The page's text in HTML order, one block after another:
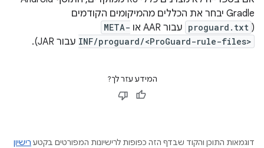
Gradle יבחר את הכללים מהמיקומים הקודמים
(
proguard.txt עבור AAR או
META-
INF/proguard/<ProGuard-rule-files> עבור JAR).
המידע עזר לך?
דוגמאות התוכן והקוד שבדף הזה כפופות לרישיונות המפורטים בקטע רישיון